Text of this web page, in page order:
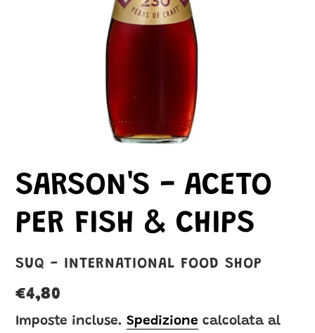
SARSON'S - ACETO
PER FISH & CHIPS
VENDITORE
SUQ - INTERNATIONAL FOOD SHOP
Prezzo
di
€4,80
Imposte incluse. Spedizione calcolata al